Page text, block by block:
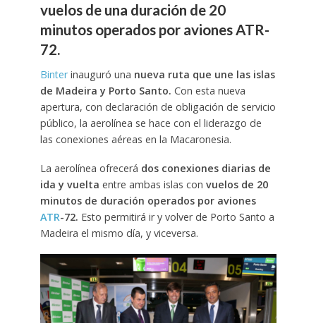
vuelos de una duración de 20
minutos operados por aviones ATR-
72.
Binterinauguró una nueva ruta que une las islas
de Madeira y Porto Santo. Con esta nueva
apertura, con declaración de obligación de servicio
público, la aerolínea se hace con el liderazgo de
las conexiones aéreas en la Macaronesia.
La aerolínea ofrecerá dos conexiones diarias de
ida y vuelta entre ambas islas con vuelos de 20
minutos de duración operados por aviones
ATR-72. Esto permitirá ir y volver de Porto Santo a
Madeira el mismo día, y viceversa.